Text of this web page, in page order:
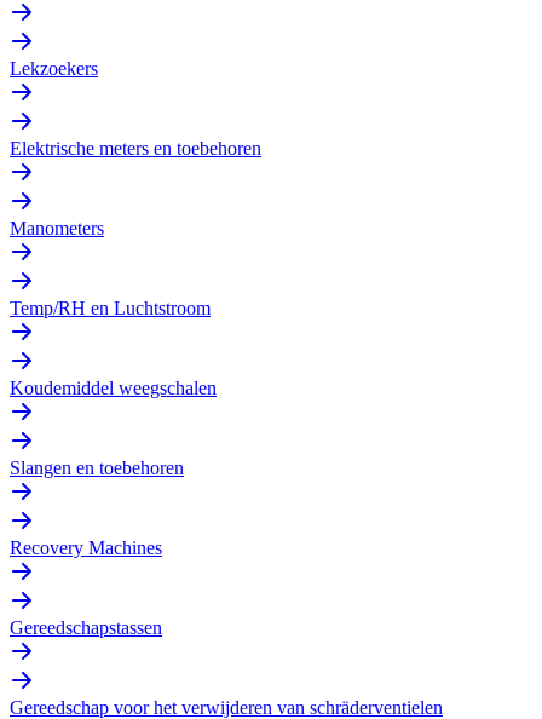
Lekzoekers
Elektrische meters en toebehoren
Manometers
Temp/RH en Luchtstroom
Koudemiddel weegschalen
Slangen en toebehoren
Recovery Machines
Gereedschapstassen
Gereedschap voor het verwijderen van schräderventielen